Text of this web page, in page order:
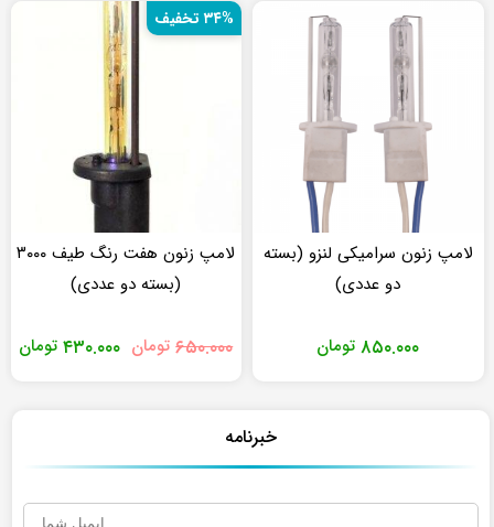
لامپ زنون سرامیکی لنزو (بسته
دو عددی)
تومان ۸۵۰.۰۰۰
۳۴% تخفیف
لامپ زنون هفت رنگ طیف ۳۰۰۰
(بسته دو عددی)
تومان ۶۵۰.۰۰۰
قیمت
تومان ۴۳۰.۰۰۰
خبرنامه